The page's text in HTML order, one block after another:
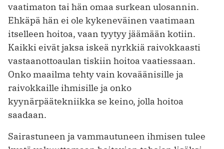
vaatimaton tai hän omaa surkean ulosannin.
Ehkäpä hän ei ole kykeneväinen vaatimaan
itselleen hoitoa, vaan tyytyy jäämään kotiin.
Kaikki eivät jaksa iskeä nyrkkiä raivokkaasti
vastaanottoaulan tiskiin hoitoa vaatiessaan.
Onko maailma tehty vain kovaäänisille ja
raivokkaille ihmisille ja onko
kyynärpäätekniikka se keino, jolla hoitoa
saadaan.
Sairastuneen ja vammautuneen ihmisen tulee